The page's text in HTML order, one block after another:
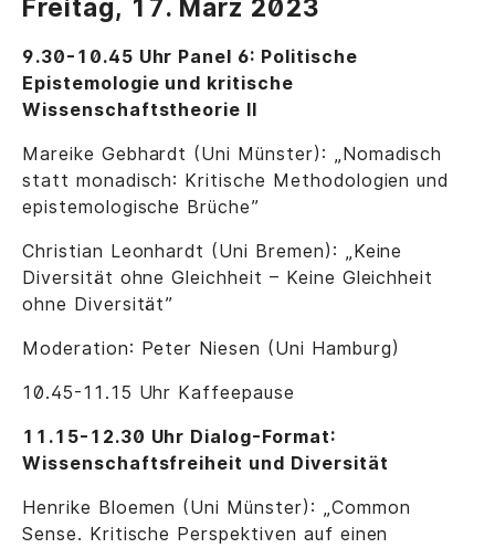
Freitag, 17. März 2023
9.30-10.45 Uhr Panel 6: Politische
Epistemologie und kritische
Wissenschaftstheorie II
Mareike Gebhardt (Uni Münster): „Nomadisch
statt monadisch: Kritische Methodologien und
epistemologische Brüche”
Christian Leonhardt (Uni Bremen): „Keine
Diversität ohne Gleichheit – Keine Gleichheit
ohne Diversität”
Moderation: Peter Niesen (Uni Hamburg)
10.45-11.15 Uhr Kaffeepause
11.15-12.30 Uhr Dialog-Format:
Wissenschaftsfreiheit und Diversität
Henrike Bloemen (Uni Münster): „Common
Sense. Kritische Perspektiven auf einen